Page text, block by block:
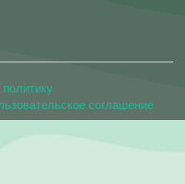
политику
соглашение